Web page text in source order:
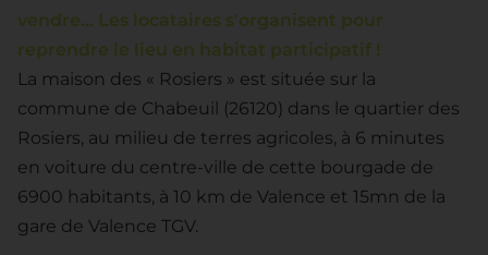
vendre... Les locataires s'organisent pour
reprendre le lieu en habitat participatif !
La maison des « Rosiers » est située sur la
commune de Chabeuil (26120) dans le quartier des
Rosiers, au milieu de terres agricoles, à 6 minutes
en voiture du centre-ville de cette bourgade de
6900 habitants, à 10 km de Valence et 15mn de la
gare de Valence TGV.